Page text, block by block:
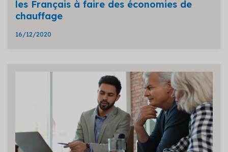
les Français à faire des économies de
chauffage
16/12/2020